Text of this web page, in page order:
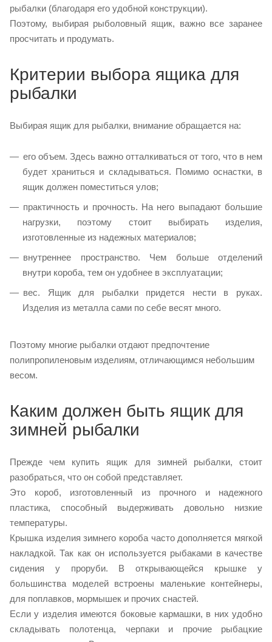
рыбалки (благодаря его удобной конструкции).
Поэтому, выбирая рыболовный ящик, важно все заранее
просчитать и продумать.
Критерии выбора ящика для
рыбалки
Выбирая ящик для рыбалки, внимание обращается на:
его объем. Здесь важно отталкиваться от того, что в нем
будет храниться и складываться. Помимо оснастки, в
ящик должен поместиться улов;
практичность и прочность. На него выпадают большие
нагрузки, поэтому стоит выбирать изделия,
изготовленные из надежных материалов;
внутреннее пространство. Чем больше отделений
внутри короба, тем он удобнее в эксплуатации;
вес. Ящик для рыбалки придется нести в руках.
Изделия из металла сами по себе весят много.
Поэтому многие рыбалки отдают предпочтение
полипропиленовым изделиям, отличающимся небольшим
весом.
Каким должен быть ящик для
зимней рыбалки
Прежде чем купить ящик для зимней рыбалки, стоит
разобраться, что он собой представляет.
Это короб, изготовленный из прочного и надежного
пластика, способный выдерживать довольно низкие
температуры.
Крышка изделия зимнего короба часто дополняется мягкой
накладкой. Так как он используется рыбаками в качестве
сидения у проруби. В открывающейся крышке у
большинства моделей встроены маленькие контейнеры,
для поплавков, мормышек и прочих снастей.
Если у изделия имеются боковые кармашки, в них удобно
складывать полотенца, черпаки и прочие рыбацкие